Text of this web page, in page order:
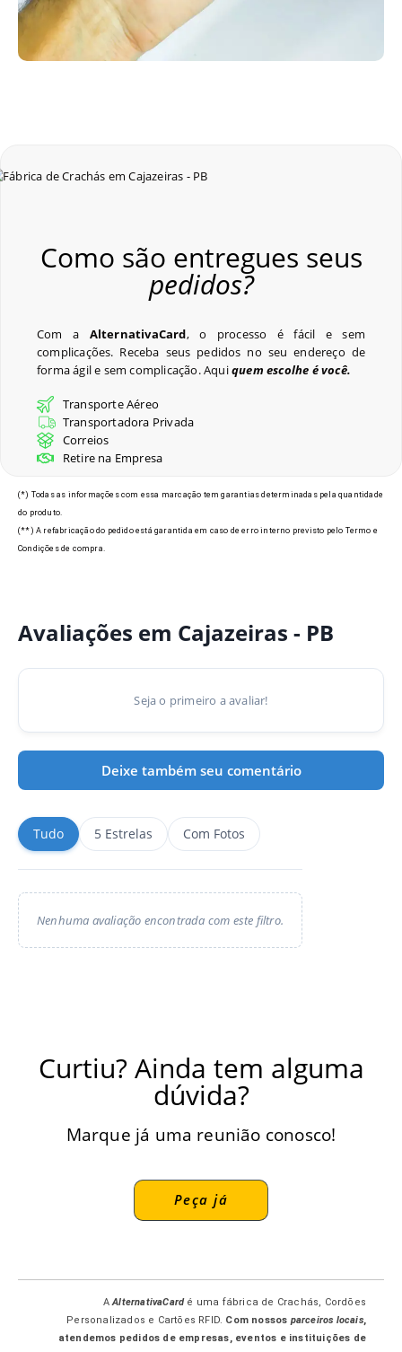
Como são entregues seus
pedidos?
Com a AlternativaCard, o processo é fácil e sem
complicações. Receba seus pedidos no seu endereço de
forma ágil e sem complicação. Aquiquem escolhe é você.
Transporte Aéreo
Transportadora Privada
Correios
Retire na Empresa
(*) Todas as informações com essa marcação tem garantias determinadas pela quantidade
do produto.
(**) A refabricação do pedido está garantida em caso de erro interno previsto pelo Termo e
Condições de compra.
Avaliações em Cajazeiras - PB
Seja o primeiro a avaliar!
Deixe também seu comentário
Tudo 5 Estrelas Com Fotos
Nenhuma avaliação encontrada com este filtro.
Curtiu? Ainda tem alguma
dúvida?
Marque já uma reunião conosco!
Peça já
AAlternativaCardé uma fábrica de Crachás, Cordões
Personalizados e Cartões RFID. Com nossos parceiros locais,
atendemos pedidos de empresas, eventos e instituições de